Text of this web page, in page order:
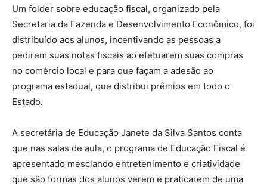
Um folder sobre educação fiscal, organizado pela
Secretaria da Fazenda e Desenvolvimento Econômico, foi
distribuído aos alunos, incentivando as pessoas a
pedirem suas notas fiscais ao efetuarem suas compras
no comércio local e para que façam a adesão ao
programa estadual, que distribui prêmios em todo o
Estado.
A secretária de Educação Janete da Silva Santos conta
que nas salas de aula, o programa de Educação Fiscal é
apresentado mesclando entretenimento e criatividade
que são formas dos alunos verem e praticarem de uma